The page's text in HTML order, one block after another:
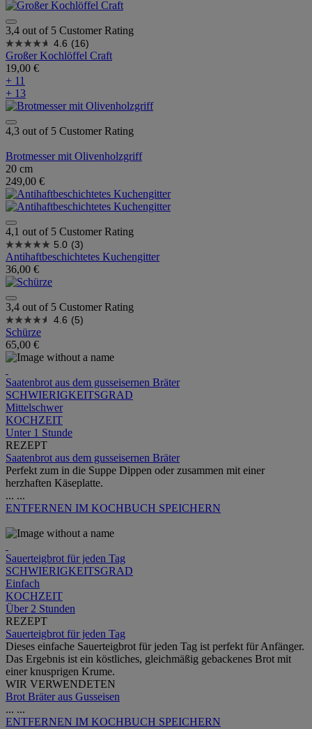
3,4 out of 5 Customer Rating
4.6 (16)
Großer Kochlöffel Craft
19,00 €
+ 11
+ 13
4,3 out of 5 Customer Rating
Brotmesser mit Olivenholzgriff
20 cm
249,00 €
4,1 out of 5 Customer Rating
5.0 (3)
Antihaftbeschichtetes Kuchengitter
36,00 €
3,4 out of 5 Customer Rating
4.6 (5)
Schürze
65,00 €
Saatenbrot aus dem gusseisernen Bräter
SCHWIERIGKEITSGRAD
Mittelschwer
KOCHZEIT
Unter 1 Stunde
REZEPT
Saatenbrot aus dem gusseisernen Bräter
Perfekt zum in die Suppe Dippen oder zusammen mit einer
herzhaften Käseplatte.
... ...
ENTFERNEN IM KOCHBUCH SPEICHERN
Sauerteigbrot für jeden Tag
SCHWIERIGKEITSGRAD
Einfach
KOCHZEIT
Über 2 Stunden
REZEPT
Sauerteigbrot für jeden Tag
Dieses einfache Sauerteigbrot für jeden Tag ist perfekt für Anfänger.
Das Ergebnis ist ein köstliches, gleichmäßig gebackenes Brot mit
einer knusprigen Krume.
WIR VERWENDETEN
Brot Bräter aus Gusseisen
... ...
ENTFERNEN IM KOCHBUCH SPEICHERN